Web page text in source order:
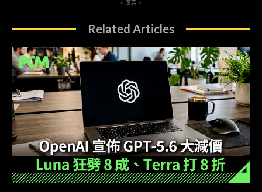
- 廣告 -
Related Articles